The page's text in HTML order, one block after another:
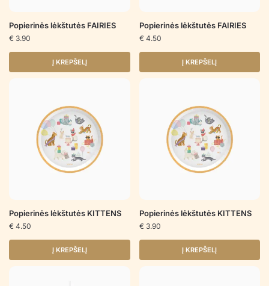
Popierinės lėkštutės FAIRIES
€ 3.90
Į KREPŠELĮ
Popierinės lėkštutės FAIRIES
€ 4.50
Į KREPŠELĮ
Popierinės lėkštutės KITTENS
€ 4.50
Į KREPŠELĮ
Popierinės lėkštutės KITTENS
€ 3.90
Į KREPŠELĮ